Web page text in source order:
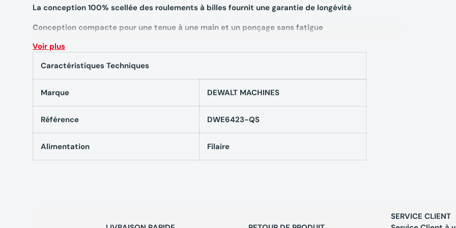
La conception 100% scellée des roulements à billes fournit une garantie de longévité
Conception compacte pour une tenue à une main et un ponçage sans fatigue
Utilise des abrasifs auto-agrippants
Caractéristiques techniques Ponceuse excentrique DEWALTDWE6423-QS
Puissance absorbée 280 Watts
Voir plus
Caractéristiques Techniques
Marque DEWALT MACHINES
Référence DWE6423-QS
Alimentation Filaire
SERVICE CLIENT